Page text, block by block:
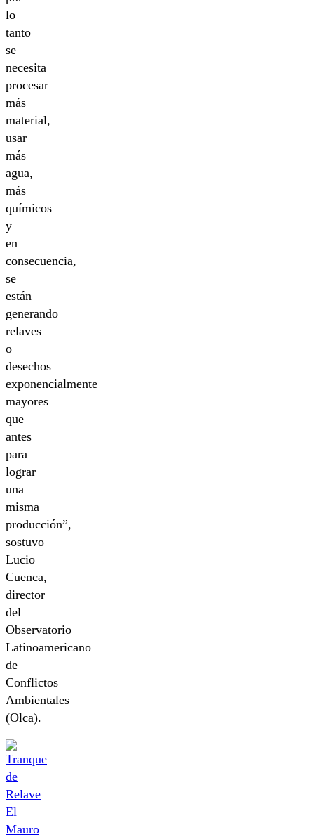
lo
tanto
se
necesita
procesar
más
material,
usar
más
agua,
más
químicos
y
en
consecuencia,
se
están
generando
relaves
o
desechos
exponencialmente
mayores
que
antes
para
lograr
una
misma
producción”,
sostuvo
Lucio
Cuenca,
director
del
Observatorio
Latinoamericano
de
Conflictos
Ambientales
(Olca).